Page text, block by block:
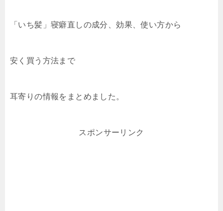
「いち髪」寝癖直しの成分、効果、使い方から
安く買う方法まで
耳寄りの情報をまとめました。
スポンサーリンク